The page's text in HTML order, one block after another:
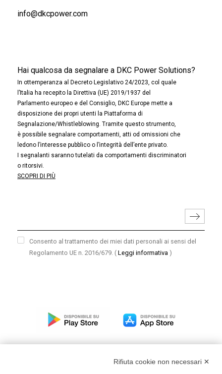
info@dkcpower.com
Hai qualcosa da segnalare a DKC Power Solutions?
In ottemperanza al Decreto Legislativo 24/2023, col quale
l’Italia ha recepito la Direttiva (UE) 2019/1937 del
Parlamento europeo e del Consiglio, DKC Europe mette a
disposizione dei propri utenti la Piattaforma di
Segnalazione/Whistleblowing. Tramite questo strumento,
è possibile segnalare comportamenti, atti od omissioni che
ledono l’interesse pubblico o l’integrità dell’ente privato.
I segnalanti saranno tutelati da comportamenti discriminatori
o ritorsivi.
SCOPRI DI PIÙ
Consento al trattamento dei miei dati personali ai sensi del
Regolamento UE n. 2016/679. ( Leggi informativa )
Rifiuta cookie non necessari ✕